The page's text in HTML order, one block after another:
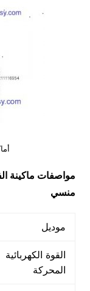
مواصفات ماكينة
منسي
موديل
القوة الكهربائية
المحركة